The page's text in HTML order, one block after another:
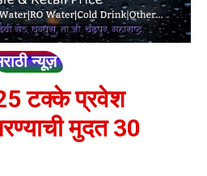
न्यूज़
टक्के प्रवेश
मुदत 30